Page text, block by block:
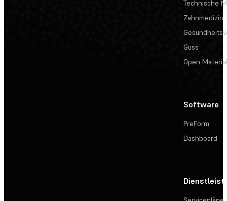
Technische
Zahnmedizin
Guss
Open
Software
PreForm
Dashboard